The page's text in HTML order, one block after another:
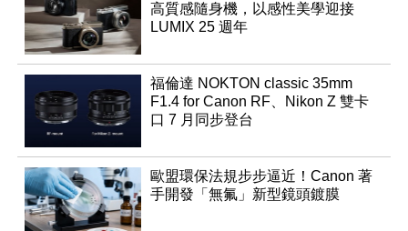
高質感隨身機，以感性美學迎接
LUMIX 25 週年
福倫達 NOKTON classic 35mm
F1.4 for Canon RF、Nikon Z 雙卡
口 7 月同步登台
歐盟環保法規步步逼近！Canon 著
手開發「無氟」新型鏡頭鍍膜